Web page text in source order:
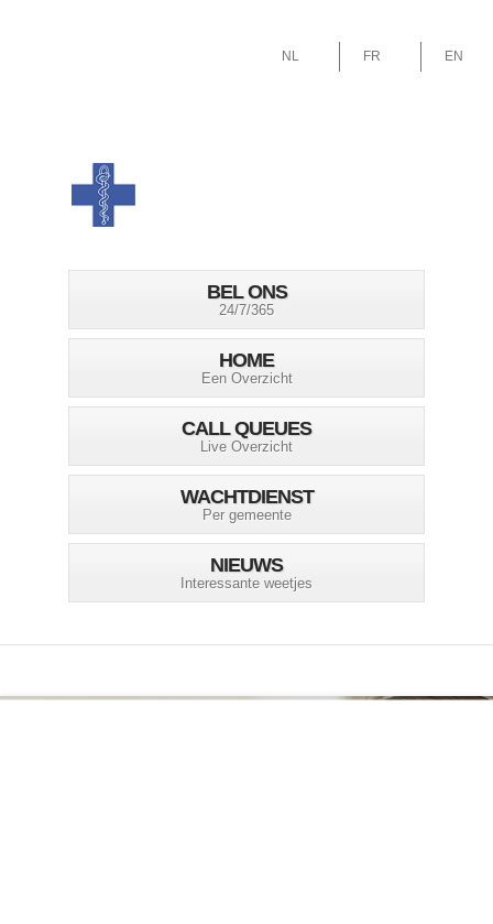
NL FR EN
BEL ONS
24/7/365
HOME
Een Overzicht
CALL QUEUES
Live Overzicht
WACHTDIENST
Per gemeente
NIEUWS
Interessante weetjes